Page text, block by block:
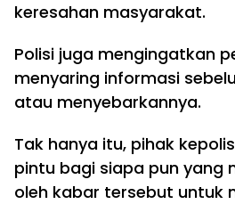
keresahan masyarakat.
Polisi juga mengingatkan
menyaring informasi
atau menyebarkannya.
Tak hanya itu, pihak
pintu bagi siapa pun yang
oleh kabar tersebut untuk